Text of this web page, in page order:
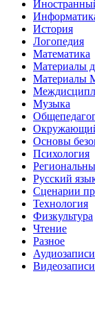
История
Логопедия
Математика
Материалы
Материалы
Музыка
Основы
Психология
Русский
Сценарии
Технология
Физкультура
Чтение
Разное
Аудиозаписи
Видеозаписи